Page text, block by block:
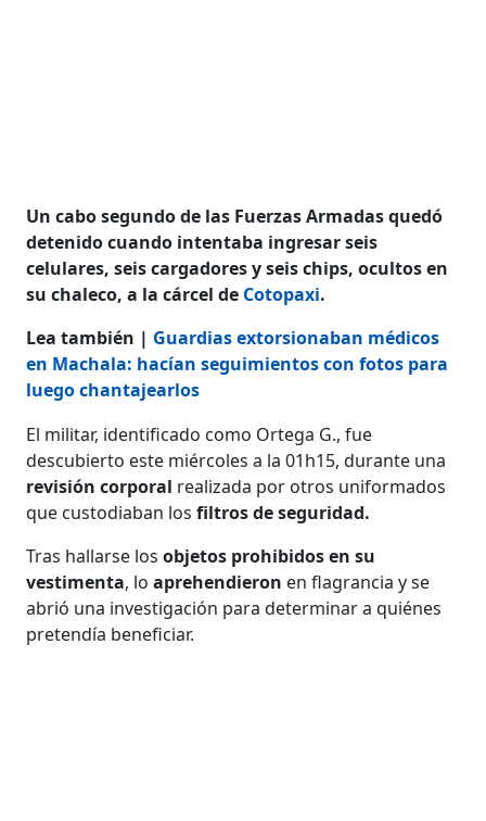
Un cabo segundo de las Fuerzas Armadas quedó
detenido cuando intentaba ingresar seis
celulares, seis cargadores y seis chips, ocultos en
su chaleco, a la cárcel de Cotopaxi.
Lea también | Guardias extorsionaban médicos
en Machala: hacían seguimientos con fotos para
luego chantajearlos
El militar, identificado como Ortega G., fue
descubierto este miércoles a la 01h15, durante una
revisión corporal realizada por otros uniformados
que custodiaban losfiltros de seguridad.
Tras hallarse los objetos prohibidos en su
vestimenta, loaprehendieron en flagrancia y se
abrió una investigación para determinar a quiénes
pretendía beneficiar.